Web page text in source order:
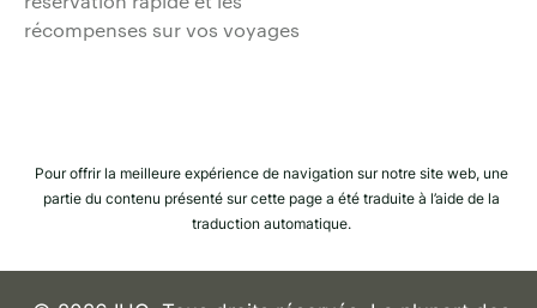
récompenses sur vos voyages
Pour offrir la meilleure expérience de navigation sur notre site web, une
partie du contenu présenté sur cette page a été traduite à l’aide de la
traduction automatique.